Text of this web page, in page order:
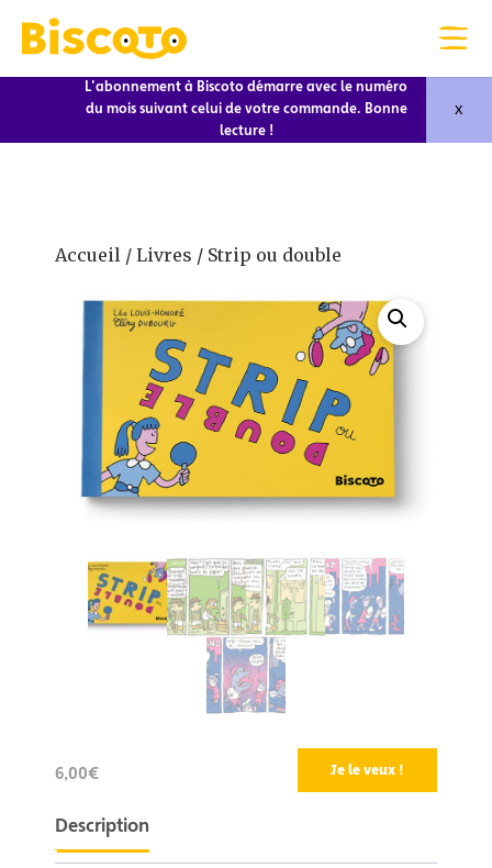
L'abonnement à Biscoto démarre avec le numéro
du mois suivant celui de votre commande. Bonne
lecture !
x
Accueil / Livres / Strip ou double
6,00€ Je le veux !
Description